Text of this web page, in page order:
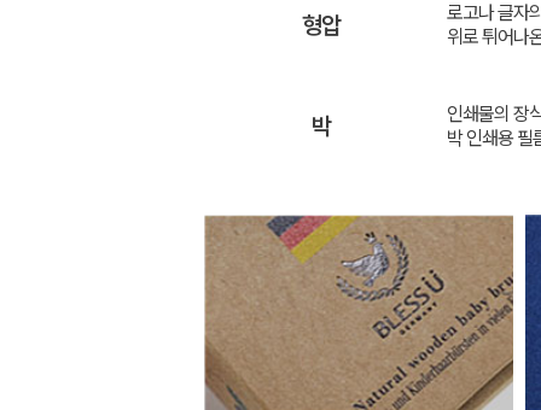
형압
로고나 글자
위로 튀어나
박
인쇄물의 장
박 인쇄용 필